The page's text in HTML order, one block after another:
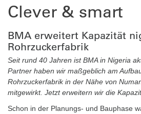
Clever & smart
BMA erweitert Kapazität
Rohrzuckerfabrik
Seit rund 40 Jahren ist BMA in Nigeria
Partner haben wir maßgeblich am
Rohrzuckerfabrik in der Nähe von
mitgewirkt. Jetzt erweitern wir die
Schon in der Planungs- und Bauphase